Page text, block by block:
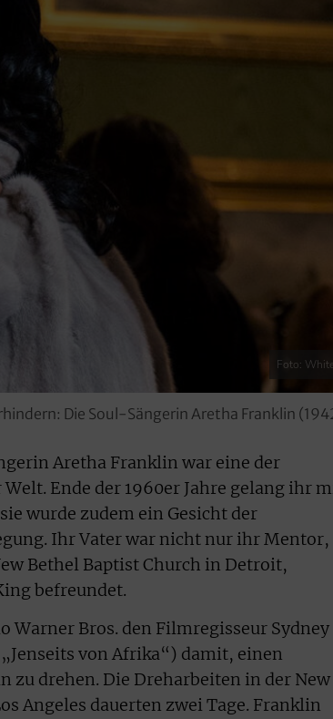
Foto:
Die Soul-Sängerin Aretha Franklin
Aretha Franklin war eine der
Ende der 1960er Jahre gelang ihr
wurde zudem ein Gesicht der
Ihr Vater war nicht nur ihr Mentor,
Bethel Baptist Church in Detroit,
befreundet.
Warner Bros. den Filmregisseur Sydney
von Afrika“) damit, einen
zu drehen. Die Dreharbeiten in der New
Angeles dauerten zwei Tage. Franklin